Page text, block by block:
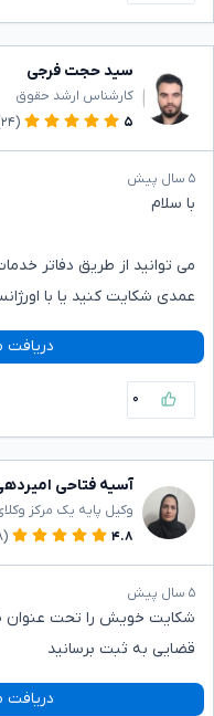
سید حجت فرجی
کارشناس ارشد حقوق
۵
(۲۴)
۵ سال پیش
با سلام
می توانید از طریق دفاتر
عمدی شکایت کنید یا با
دریافت
۰
آسیه فتاحی
وکیل پایه یک مرکز
۴.۸
(۲۷۶۸)
۵ سال پیش
شکایت خویش را تحت عنوان
قضایی به ثبت برسانید
دریافت